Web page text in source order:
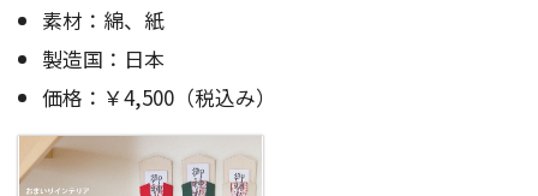
素材：綿、紙
製造国：日本
価格：￥4,500（税込み）